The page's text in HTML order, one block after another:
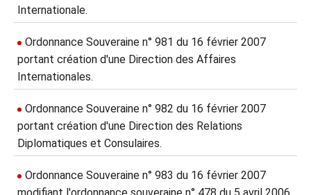
Internationale.
Ordonnance Souveraine n° 981 du 16 février 2007
portant création d'une Direction des Affaires
Internationales.
Ordonnance Souveraine n° 982 du 16 février 2007
portant création d'une Direction des Relations
Diplomatiques et Consulaires.
Ordonnance Souveraine n° 983 du 16 février 2007